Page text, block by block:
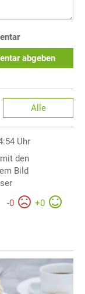
abgeben
Alle
Uhr
den
Bild
-0 +0